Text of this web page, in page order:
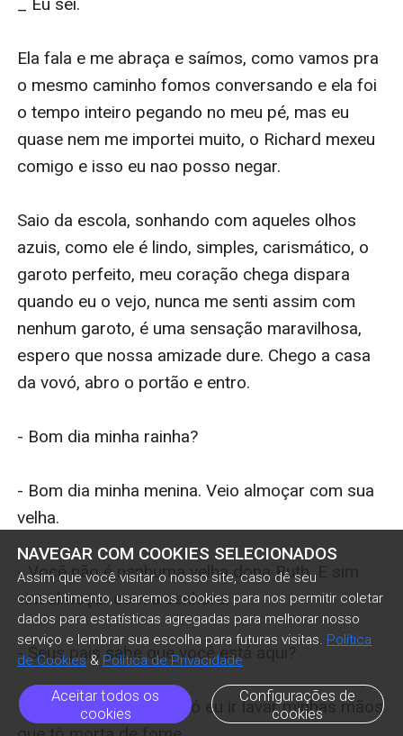
NAVEGAR COM COOKIES SELECIONADOS
Assim que você visitar o nosso site, caso dê seu
consentimento, usaremos cookies para nos permitir coletar
dados para estatísticas agregadas para melhorar nosso
serviço e lembrar sua escolha para futuras visitas. Política
de Cookies & Política de Privacidade
Aceitar todos os
cookies
Configurações de
cookies